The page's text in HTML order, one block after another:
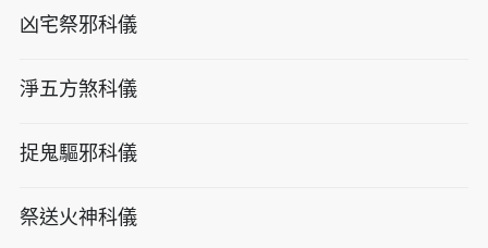
凶宅祭邪科儀
淨五方煞科儀
捉鬼驅邪科儀
祭送火神科儀